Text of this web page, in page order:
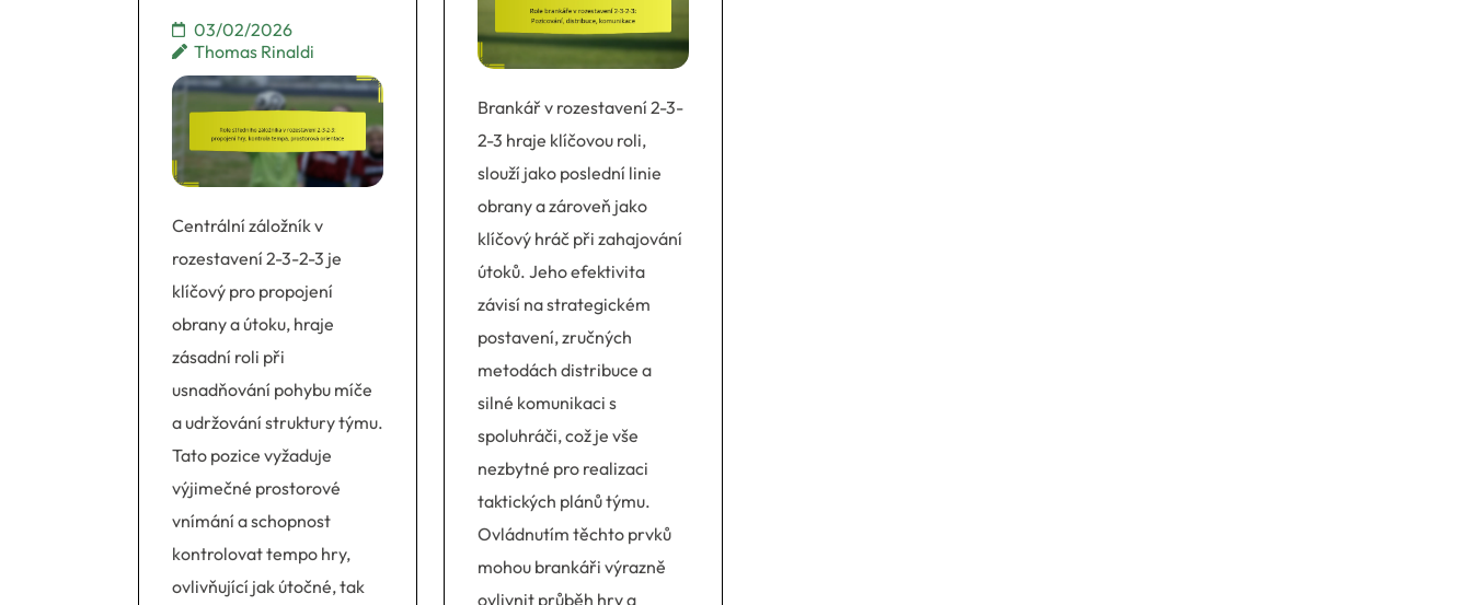
03/02/2026
Thomas Rinaldi
Centrální záložník v
rozestavení 2-3-2-3 je
klíčový pro propojení
obrany a útoku, hraje
zásadní roli při
usnadňování pohybu míče
a udržování struktury týmu.
Tato pozice vyžaduje
výjimečné prostorové
vnímání a schopnost
kontrolovat tempo hry,
ovlivňující jak útočné, tak
Brankář v rozestavení 2-3-
2-3 hraje klíčovou roli,
slouží jako poslední linie
obrany a zároveň jako
klíčový hráč při zahajování
útoků. Jeho efektivita
závisí na strategickém
postavení, zručných
metodách distribuce a
silné komunikaci s
spoluhráči, což je vše
nezbytné pro realizaci
taktických plánů týmu.
Ovládnutím těchto prvků
mohou brankáři výrazně
ovlivnit průběh hry a